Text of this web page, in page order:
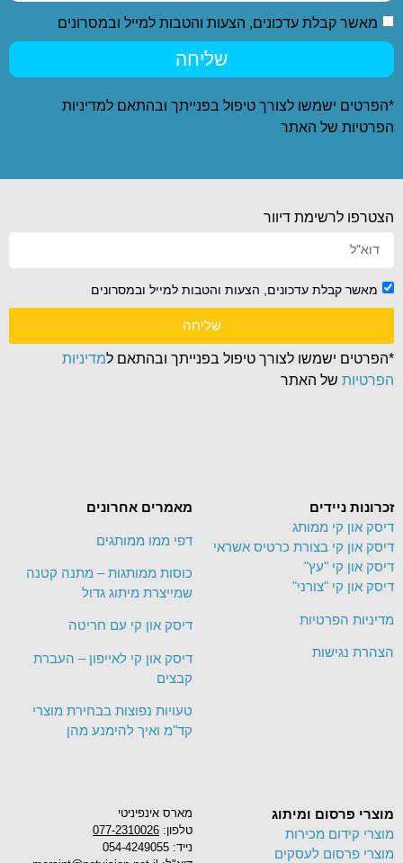
מאשר קבלת עדכונים, הצעות והטבות למייל ובמסרונים
שליחה
*הפרטים ישמשו לצורך טיפול בפנייתך ובהתאם למדיניות
הפרטיות של האתר
מארס אינפיניטי
טלפון: 077-2310026
נייד: 054-4249055
מוצרי פרסום ומיתוג
מוצרי קידום מכירות
מוצרי פרסום לעסקים
מאמרים אחרונים
דפי ממו ממותגים
כוסות ממותגות – מתנה קטנה
שמייצרת מיתוג גדול
דיסק און קי עם חריטה
דיסק און קי לאייפון – העברת
קבצים
טעויות נפוצות בבחירת מוצרי
קד"מ ואיך להימנע מהן
זכרונות ניידים
דיסק און קי ממותג
דיסק און קי בצורת כרטיס אשראי
דיסק און קי "עץ"
דיסק און קי "צורני"
מדיניות הפרטיות
הצהרת נגישות
הצטרפו לרשימת דיוור
מאשר קבלת עדכונים, הצעות והטבות למייל ובמסרונים
שליחה
*הפרטים ישמשו לצורך טיפול בפנייתך ובהתאם למדיניות
הפרטיות של האתר